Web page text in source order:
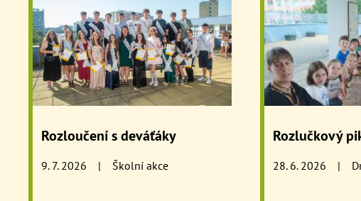
Rozloučení s deváťáky
9. 7. 2026 | Školní akce
Rozlučkový
28. 6. 2026 |